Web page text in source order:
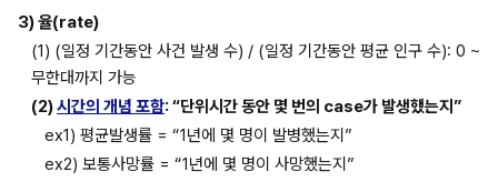
3) 율(rate)
(1) (일정 기간동안 사건 발생 수) / (일정 기간동안 평균 인구 수): 0 ~
무한대까지 가능
(2) 시간의 개념 포함: “단위시간 동안 몇 번의 case가 발생했는지”
ex1) 평균발생률 = “1년에 몇 명이 발병했는지”
ex2) 보통사망률 = “1년에 몇 명이 사망했는지”